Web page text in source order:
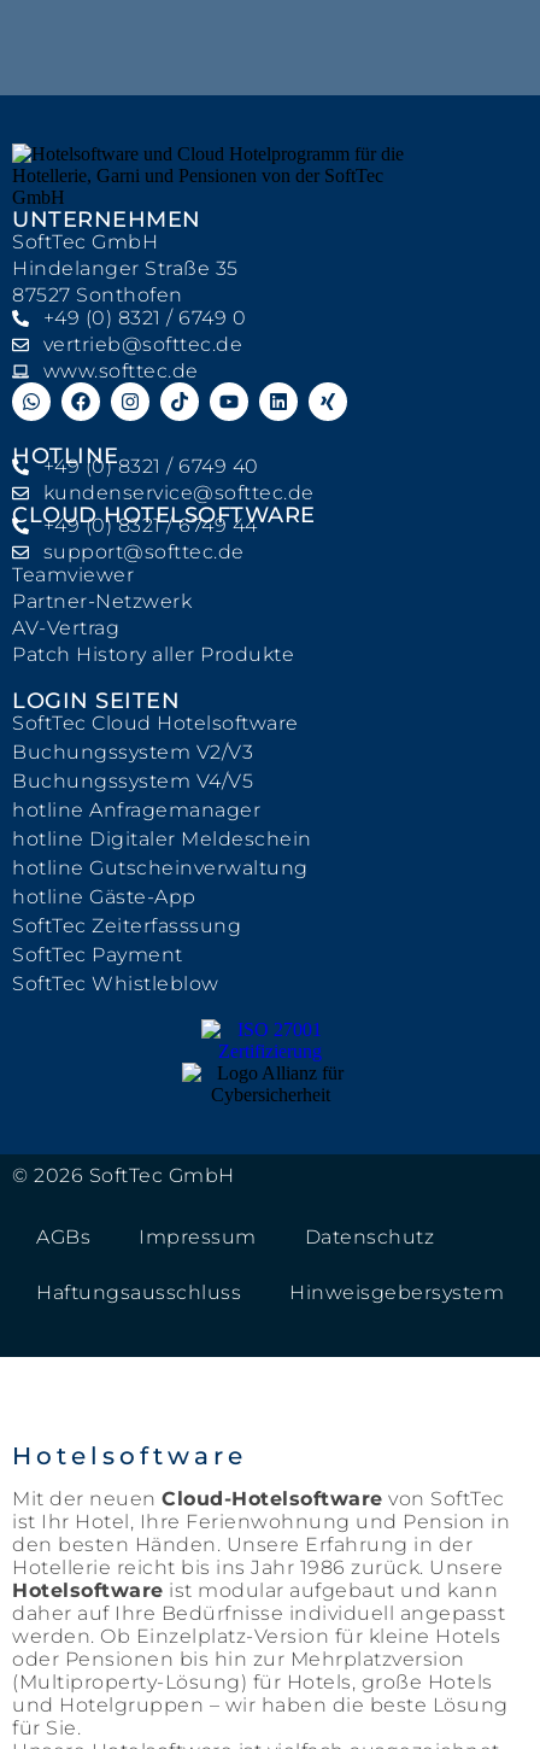
UNTERNEHMEN
SoftTec GmbH
Hindelanger Straße 35
87527 Sonthofen
+49 (0) 8321 / 6749 0
vertrieb@softtec.de
www.softtec.de
HOTLINE
+49 (0) 8321 / 6749 40
kundenservice@softtec.de
CLOUD HOTELSOFTWARE
+49 (0) 8321 / 6749 44
support@softtec.de
Teamviewer
Partner-Netzwerk
AV-Vertrag
Patch History aller Produkte
LOGIN SEITEN
SoftTec Cloud Hotelsoftware
Buchungssystem V2/V3
Buchungssystem V4/V5
hotline Anfragemanager
hotline Digitaler Meldeschein
hotline Gutscheinverwaltung
hotline Gäste-App
SoftTec Zeiterfasssung
SoftTec Payment
SoftTec Whistleblow
© 2026 SoftTec GmbH
AGBs Impressum Datenschutz
Haftungsausschluss Hinweisgebersystem
Hotelsoftware
Mit der neuen Cloud-Hotelsoftware von SoftTec
ist Ihr Hotel, Ihre Ferienwohnung und Pension in
den besten Händen. Unsere Erfahrung in der
Hotellerie reicht bis ins Jahr 1986 zurück. Unsere
Hotelsoftware ist modular aufgebaut und kann
daher auf Ihre Bedürfnisse individuell angepasst
werden. Ob Einzelplatz-Version für kleine Hotels
oder Pensionen bis hin zur Mehrplatzversion
(Multiproperty-Lösung) für Hotels, große Hotels
und Hotelgruppen – wir haben die beste Lösung
für Sie.